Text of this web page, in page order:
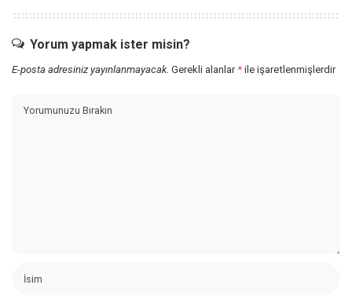
Yorum yapmak ister misin?
E-posta adresiniz yayınlanmayacak. Gerekli alanlar* ile işaretlenmişlerdir